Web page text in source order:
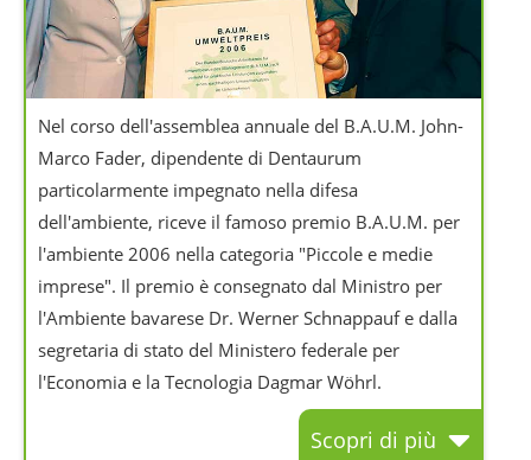
Nel corso dell'assemblea annuale del B.A.U.M. John-
Marco Fader, dipendente di Dentaurum
particolarmente impegnato nella difesa
dell'ambiente, riceve il famoso premio B.A.U.M. per
l'ambiente 2006 nella categoria "Piccole e medie
imprese". Il premio è consegnato dal Ministro per
l'Ambiente bavarese Dr. Werner Schnappauf e dalla
segretaria di stato del Ministero federale per
l'Economia e la Tecnologia Dagmar Wöhrl.
Scopri di più